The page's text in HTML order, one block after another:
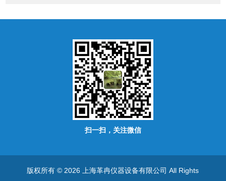
扫一扫，关注微信
版权所有 © 2026 上海革冉仪器设备有限公司 All Rights